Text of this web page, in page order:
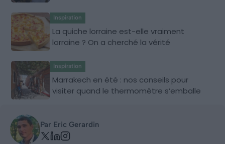
Inspiration
La quiche lorraine est-elle vraiment
lorraine ? On a cherché la vérité
Inspiration
Marrakech en été : nos conseils pour
visiter quand le thermomètre s’emballe
Par Eric Gerardin